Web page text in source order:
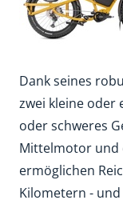
Dank seines
zwei kleine oder
oder schweres
Mittelmotor und
ermöglichen
Kilometern -